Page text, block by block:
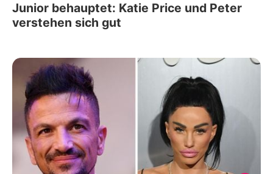
Junior behauptet: Katie Price und Peter
verstehen sich gut